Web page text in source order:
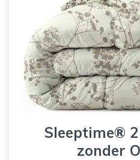
Sleeptime®
zonder